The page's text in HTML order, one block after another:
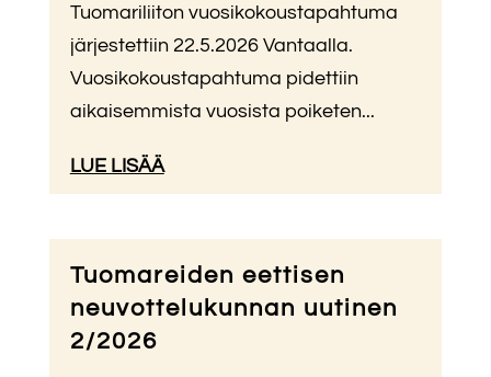
Tuomariliiton vuosikokoustapahtuma
järjestettiin 22.5.2026 Vantaalla.
Vuosikokoustapahtuma pidettiin
aikaisemmista vuosista poiketen...
LUE LISÄÄ
Tuomareiden eettisen
neuvottelukunnan uutinen
2/2026